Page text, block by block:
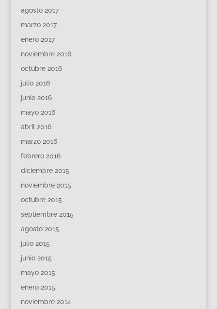
agosto 2017
marzo 2017
enero 2017
noviembre 2016
octubre 2016
julio 2016
junio 2016
mayo 2016
abril 2016
marzo 2016
febrero 2016
diciembre 2015
noviembre 2015
octubre 2015
septiembre 2015
agosto 2015
julio 2015
junio 2015
mayo 2015
enero 2015
noviembre 2014